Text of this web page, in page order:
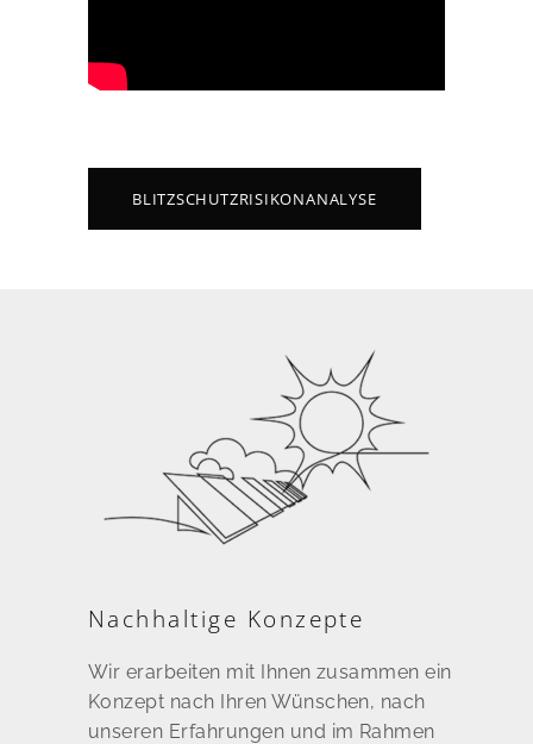
BLITZSCHUTZRISIKONANALYSE
Nachhaltige Konzepte
Wir erarbeiten mit Ihnen zusammen ein
Konzept nach Ihren Wünschen, nach
unseren Erfahrungen und im Rahmen